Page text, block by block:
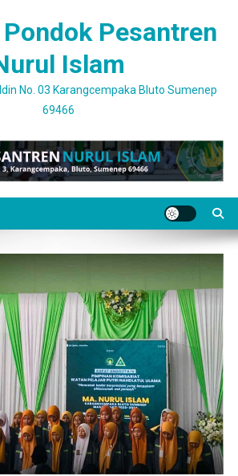
Pesantren
Islam
No. 03 Karangcempaka Bluto Sumenep
69466